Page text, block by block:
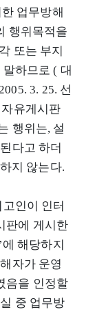
업무방해
행위목적을
또는 부지
하므로 ( 대
3. 25. 선
유게시판
행위는, 설
다고 하더
지 않는다.
인이 인터
판에 게시한
에 해당하지
자가 운영
음을 인정할
중 업무방